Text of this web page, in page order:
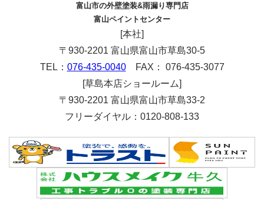
富山市の外壁塗装&雨漏り専門店
富山ペイントセンター
[本社]
〒930-2201 富山県富山市草島30-5
TEL： 076-435-0040FAX： 076-435-3077
[草島本店ショールーム]
〒930-2201 富山県富山市草島33-2
フリーダイヤル：0120-808-133